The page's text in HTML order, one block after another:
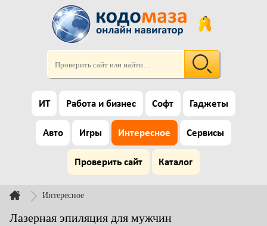
ИТ Работа и бизнес Софт Гаджеты
Авто Игры Интересное Сервисы
Проверить сайт Каталог
Интересное
Лазерная эпиляция для мужчин